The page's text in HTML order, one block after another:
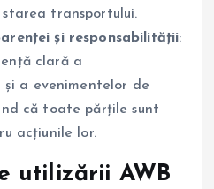
transportului.
și responsabilității:
clară a
și a evenimentelor de
că toate părțile sunt
acțiunile lor.
utilizării AWB